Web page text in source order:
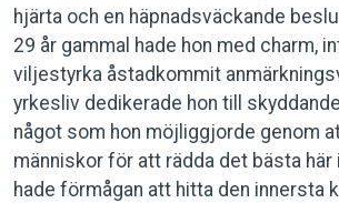
hjärta och en häpnadsväckande
29 år gammal hade hon med charm,
viljestyrka åstadkommit
yrkesliv dedikerade hon till
något som hon möjliggjorde genom
människor för att rädda det bästa här
hade förmågan att hitta den innersta